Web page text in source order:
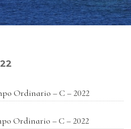
Ordinario – C – 2022
Ordinario – C – 2022